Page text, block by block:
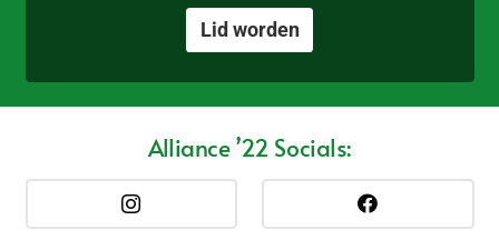
Lid worden
Alliance ’22 Socials: